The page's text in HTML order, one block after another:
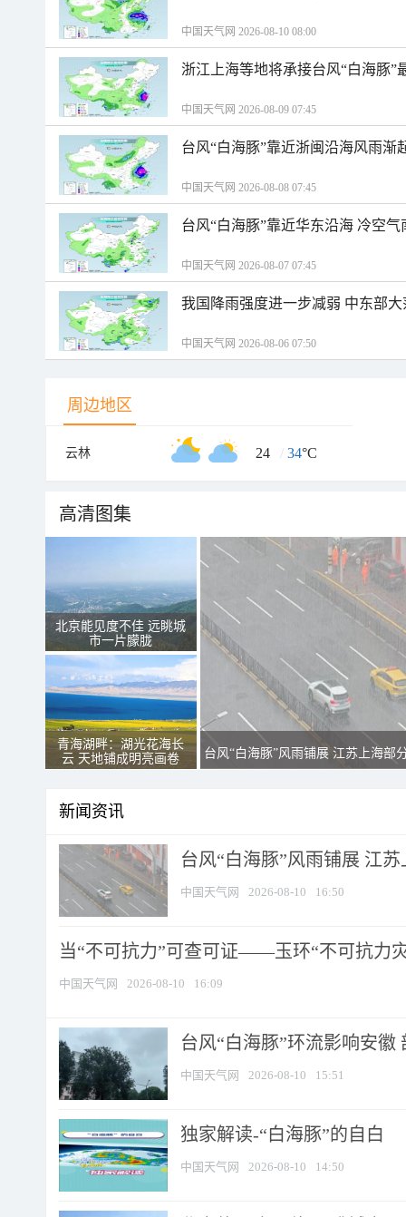
中国天气网 2026-08-10 08:00
浙江上海等地将承接台风“白海豚”
中国天气网 2026-08-09 07:45
台风“白海豚”靠近浙闽沿海风雨渐
中国天气网 2026-08-08 07:45
台风“白海豚”靠近华东沿海 冷空
中国天气网 2026-08-07 07:45
我国降雨强度进一步减弱 中东部
中国天气网 2026-08-06 07:50
周边地区
云林 24 / 34°C
高清图集
北京能见度不佳 远眺城
市一片朦胧
青海湖畔：湖光花海长
云 天地铺成明亮画卷
台风“白海豚”风雨铺展 江苏上海部
新闻资讯
台风“白海豚”风雨铺展 江
中国天气网 2026-08-10 16:50
当“不可抗力”可查可证——玉环“不可抗力
中国天气网 2026-08-10 16:09
台风“白海豚”环流影响安
中国天气网 2026-08-10 15:51
​独家解读-“白海豚”的自白
中国天气网 2026-08-10 14:50